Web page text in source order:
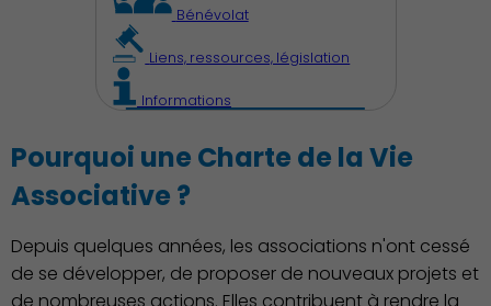
Démocratie locale
Famille
Bénévolat
Liens, ressources, législation
Informations
Pourquoi une Charte de la Vie
Associative ?
Depuis quelques années, les associations n'ont cessé
de se développer, de proposer de nouveaux projets et